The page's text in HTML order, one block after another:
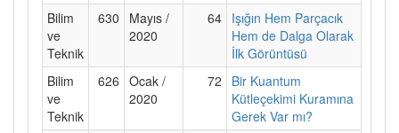
Bilim
ve
Teknik
630
Mayıs /
2020
64 Işığın Hem Parçacık
Hem de Dalga Olarak
İlk Görüntüsü
Bilim
ve
Teknik
626 Ocak /
2020
72
Bir Kuantum
Kütleçekimi Kuramına
Gerek Var mı?